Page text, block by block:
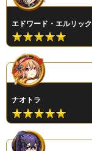
エドワード・エルリック
ナオトラ